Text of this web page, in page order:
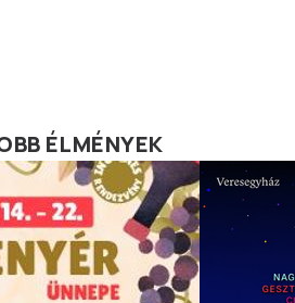
ÉLMÉNYEK